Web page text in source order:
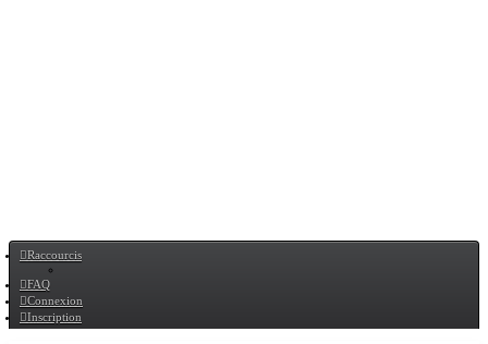
Raccourcis
FAQ
Connexion
Inscription